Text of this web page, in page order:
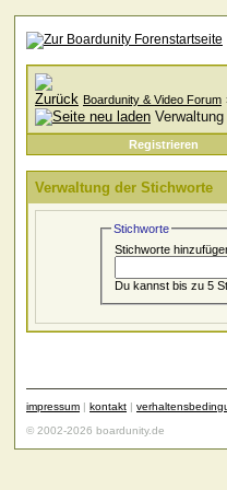
Boardunity & Video Forum
Registrieren
Verwaltung der Stichworte
Stichworte
Stichworte
impressum | kontakt |
© 2002-2026 boardunity.de